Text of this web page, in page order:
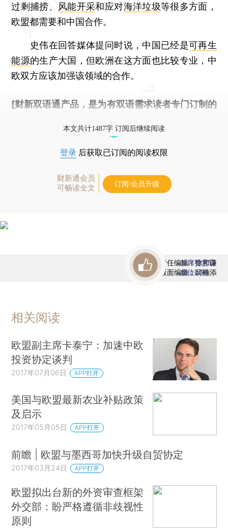
过剩捕捞、 风能开采和应对海洋垃圾等很多方面，
欧盟都需要和中国合作。
史伟在回答媒体提问时说，中国已经是可再生
能源的生产大国，但欧洲在这方面也比较专业，中
欧双方应该加强该领域的合作。
[财新双语通产品，是为有双语需求读者专门订制的
本文共计1487字 订阅后继续阅读
登录 后获取已订阅的阅读权限
财新通会员
可畅读全文
订阅/会员升级
责任编辑：徐和谦
版面编辑：邱楠添
首席赞赏官
虚位以待
相关阅读
欧盟副主席卡泰宁：加速中欧
投资协定谈判
2017年07月06日 APP打开
美国与欧盟最新农业补贴政策
及启示
2017年05月05日 APP打开
前瞻 | 欧盟与墨西哥加快升级自贸协定
2017年03月24日 APP打开
欧盟拟出台新的外资审查框架
外交部：盼严格遵循非歧视性
原则